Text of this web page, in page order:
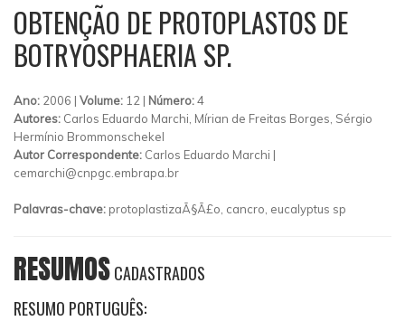
OBTENÇÃO DE PROTOPLASTOS DE
BOTRYOSPHAERIA SP.
Ano: 2006 | Volume: 12 | Número:4
Autores: Carlos Eduardo Marchi, Mírian de Freitas Borges, Sérgio
Hermínio Brommonschekel
Autor Correspondente: Carlos Eduardo Marchi |
cemarchi@cnpgc.embrapa.br
Palavras-chave:protoplastizaÃ§Ã£o, cancro, eucalyptus sp
RESUMOSCADASTRADOS
RESUMO PORTUGUÊS: